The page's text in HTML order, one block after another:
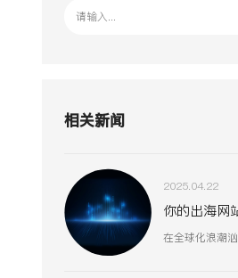
相关新闻
2025.04.22